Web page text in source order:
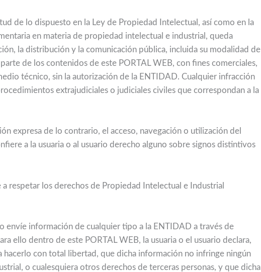
de lo dispuesto en la Ley de Propiedad Intelectual, así como en la
en materia de propiedad intelectual e industrial, queda
la distribución y la comunicación pública, incluida su modalidad de
de los contenidos de este PORTAL WEB, con fines comerciales,
técnico, sin la autorización de la ENTIDAD. Cualquier infracción
extrajudiciales o judiciales civiles que correspondan a la
expresa de lo contrario, el acceso, navegación o utilización del
a la usuaria o al usuario derecho alguno sobre signos distintivos
a respetar los derechos de Propiedad Intelectual e Industrial
envíe información de cualquier tipo a la ENTIDAD a través de
ello dentro de este PORTAL WEB, la usuaria o el usuario declara,
hacerlo con total libertad, que dicha información no infringe ningún
o cualesquiera otros derechos de terceras personas, y que dicha